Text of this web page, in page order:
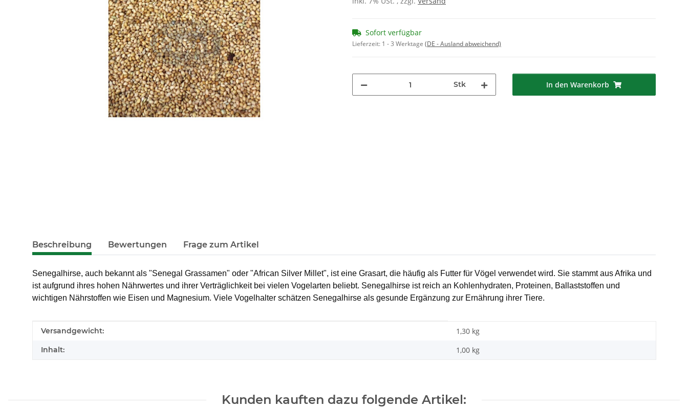
Sofort verfügbar
Lieferzeit: 1 - 3 Werktage (DE - Ausland abweichend)
Stk In den Warenkorb
Beschreibung Bewertungen Frage zum Artikel
Senegalhirse, auch bekannt als "Senegal Grassamen" oder "African Silver Millet", ist eine Grasart, die häufig als Futter für Vögel verwendet wird. Sie stammt aus Afrika und
ist aufgrund ihres hohen Nährwertes und ihrer Verträglichkeit bei vielen Vogelarten beliebt. Senegalhirse ist reich an Kohlenhydraten, Proteinen, Ballaststoffen und
wichtigen Nährstoffen wie Eisen und Magnesium. Viele Vogelhalter schätzen Senegalhirse als gesunde Ergänzung zur Ernährung ihrer Tiere.
Produkteigenschaft
Wert
Versandgewicht: 1,30 kg
Inhalt: 1,00 kg
Kunden kauften dazu folgende Artikel: